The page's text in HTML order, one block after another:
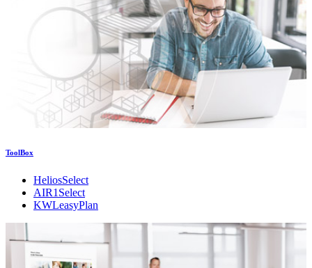
ToolBox
HeliosSelect
AIR1Select
KWLeasyPlan